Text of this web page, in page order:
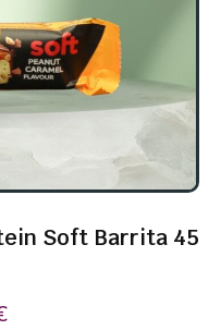
Soft Barrita 45